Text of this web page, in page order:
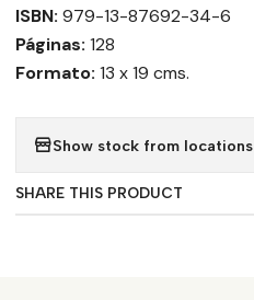
ISBN: 979-13-87692-34-6
Páginas: 128
Formato: 13 x 19 cms.
Show stock from locations
SHARE THIS PRODUCT